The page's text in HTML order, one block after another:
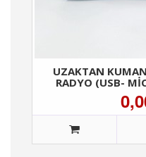
UZAKTAN
RADYO (USB-